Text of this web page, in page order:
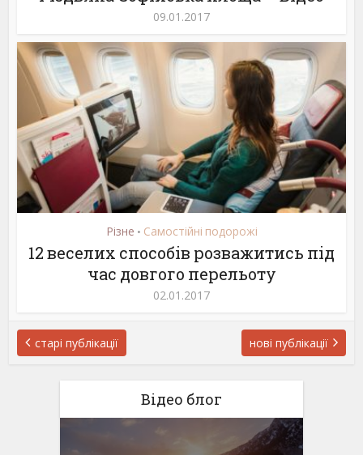
09.01.2017
Різне • Самостійні подорожі
12 веселих способів розважитись під
час довгого перельоту
02.01.2017
нові публікації
старі публікації
Відео блог